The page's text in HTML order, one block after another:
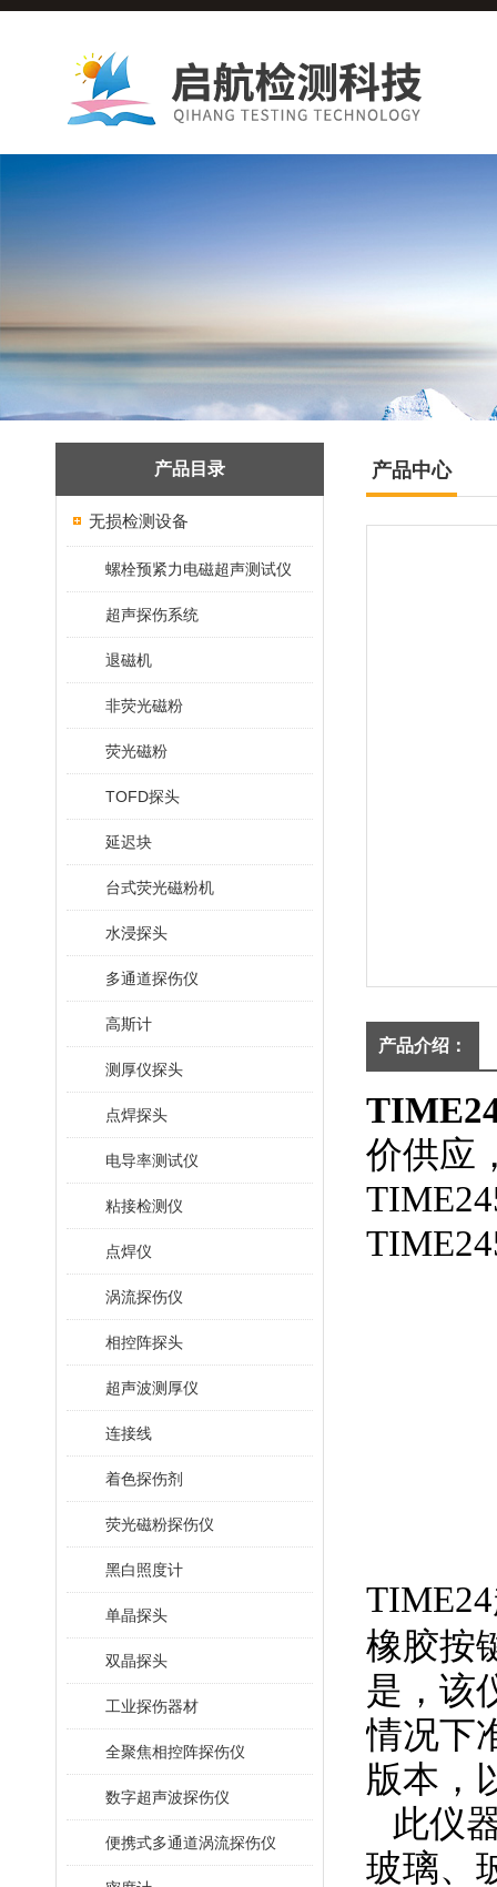
产品目录
无损检测设备
螺栓预紧力电磁超声测试仪
超声探伤系统
退磁机
非荧光磁粉
荧光磁粉
TOFD探头
延迟块
台式荧光磁粉机
水浸探头
多通道探伤仪
高斯计
测厚仪探头
点焊探头
电导率测试仪
粘接检测仪
点焊仪
涡流探伤仪
相控阵探头
超声波测厚仪
连接线
着色探伤剂
荧光磁粉探伤仪
黑白照度计
单晶探头
双晶探头
工业探伤器材
全聚焦相控阵探伤仪
数字超声波探伤仪
便携式多通道涡流探伤仪
产品中心
产品介绍：
价供应
TIME24
橡胶按
是，该
情况下
版本，
此仪
玻璃、